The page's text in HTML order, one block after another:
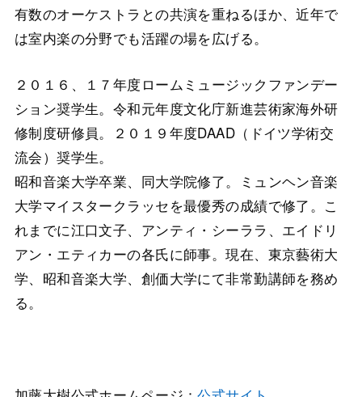
有数のオーケストラとの共演を重ねるほか、近年で
は室内楽の分野でも活躍の場を広げる。
２０１６、１７年度ロームミュージックファンデー
ション奨学生。令和元年度文化庁新進芸術家海外研
修制度研修員。２０１９年度DAAD（ドイツ学術交
流会）奨学生。
昭和音楽大学卒業、同大学院修了。ミュンヘン音楽
大学マイスタークラッセを最優秀の成績で修了。こ
れまでに江口文子、アンティ・シーララ、エイドリ
アン・エティカーの各氏に師事。現在、東京藝術大
学、昭和音楽大学、創価大学にて非常勤講師を務め
る。